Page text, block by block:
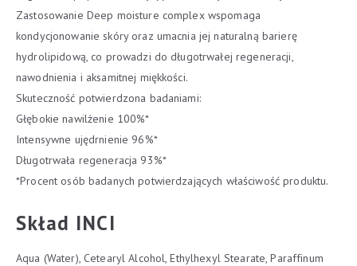
Zastosowanie Deep moisture complex wspomaga
kondycjonowanie skóry oraz umacnia jej naturalną barierę
hydrolipidową, co prowadzi do długotrwałej regeneracji,
nawodnienia i aksamitnej miękkości.
Skuteczność potwierdzona badaniami:
Głębokie nawilżenie 100%*
Intensywne ujędrnienie 96%*
Długotrwała regeneracja 93%*
*Procent osób badanych potwierdzających właściwość produktu.
Skład INCI
Aqua (Water), Cetearyl Alcohol, Ethylhexyl Stearate, Paraffinum